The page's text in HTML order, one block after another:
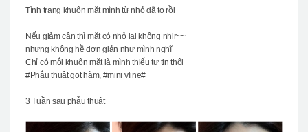
Tình trạng khuôn mặt mình từ nhỏ dã to rồi
Nếu giảm cân thì mặt có nhỏ lại không nhir~~
nhưng không hề dơn giản như mình nghĩ
Chỉ có mỗi khuôn mặt là mình thiếu tự tin thôi
#Phẫu thuật gọt hàm, #mini vline#
3 Tuần sau phẫu thuật